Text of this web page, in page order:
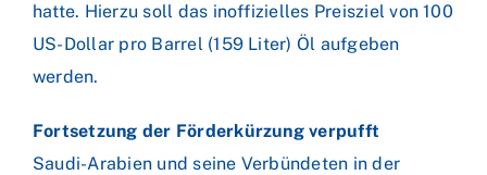
hatte. Hierzu soll das inoffizielles Preisziel von 100
US-Dollar pro Barrel (159 Liter) Öl aufgeben
werden.
Fortsetzung der Förderkürzung verpufft
Saudi-Arabien und seine Verbündeten in der